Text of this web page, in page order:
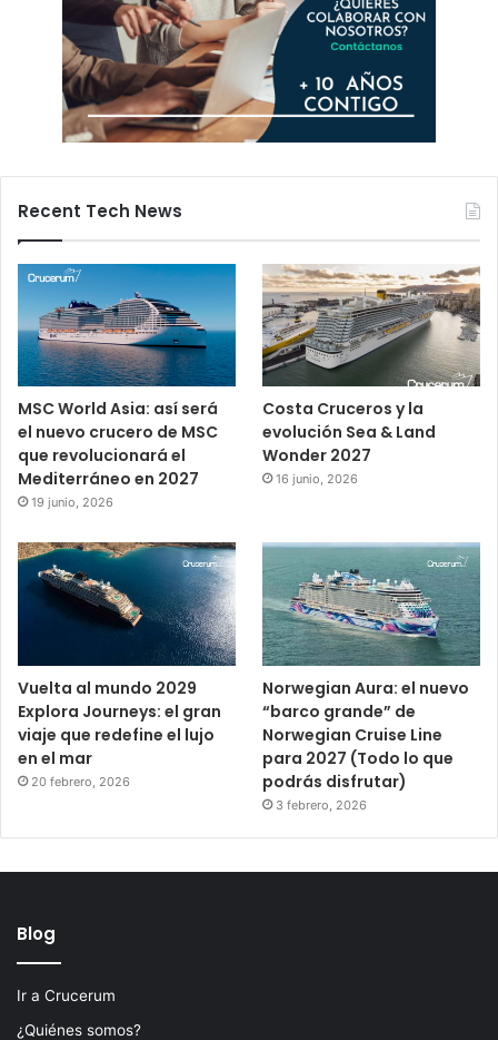
Recent Tech News
MSC World Asia: así será
el nuevo crucero de MSC
que revolucionará el
Mediterráneo en 2027
19 junio, 2026
Costa Cruceros y la
evolución Sea & Land
Wonder 2027
16 junio, 2026
Vuelta al mundo 2029
Explora Journeys: el gran
viaje que redefine el lujo
en el mar
20 febrero, 2026
Norwegian Aura: el nuevo
“barco grande” de
Norwegian Cruise Line
para 2027 (Todo lo que
podrás disfrutar)
3 febrero, 2026
Blog
Ir a Crucerum
¿Quiénes somos?